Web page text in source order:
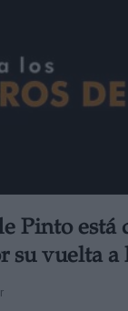
Pinto está
su vuelta